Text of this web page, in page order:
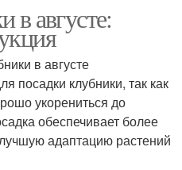
в августе:
в августе
посадки клубники, так как
укорениться до
обеспечивает более
адаптацию растений